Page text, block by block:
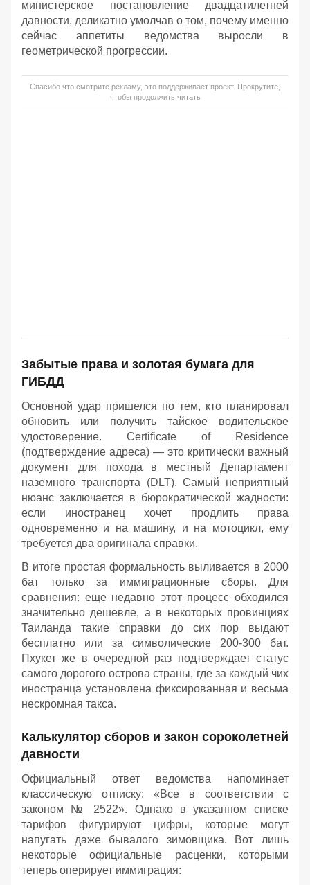
министерское постановление двадцатилетней
давности, деликатно умолчав о том, почему именно
сейчас аппетиты ведомства выросли в
геометрической прогрессии.
Спасибо что смотрите рекламу, это поддерживает проект. Прокрутите,
чтобы продолжить читать
Забытые права и золотая бумага для
ГИБДД
Основной удар пришелся по тем, кто планировал
обновить или получить тайское водительское
удостоверение. Certificate of Residence
(подтверждение адреса) — это критически важный
документ для похода в местный Департамент
наземного транспорта (DLT). Самый неприятный
нюанс заключается в бюрократической жадности:
если иностранец хочет продлить права
одновременно и на машину, и на мотоцикл, ему
требуется два оригинала справки.
В итоге простая формальность выливается в 2000
бат только за иммиграционные сборы. Для
сравнения: еще недавно этот процесс обходился
значительно дешевле, а в некоторых провинциях
Таиланда такие справки до сих пор выдают
бесплатно или за символические 200-300 бат.
Пхукет же в очередной раз подтверждает статус
самого дорогого острова страны, где за каждый чих
иностранца установлена фиксированная и весьма
нескромная такса.
Калькулятор сборов и закон сороколетней
давности
Официальный ответ ведомства напоминает
классическую отписку: «Все в соответствии с
законом № 2522». Однако в указанном списке
тарифов фигурируют цифры, которые могут
напугать даже бывалого зимовщика. Вот лишь
некоторые официальные расценки, которыми
теперь оперирует иммиграция: